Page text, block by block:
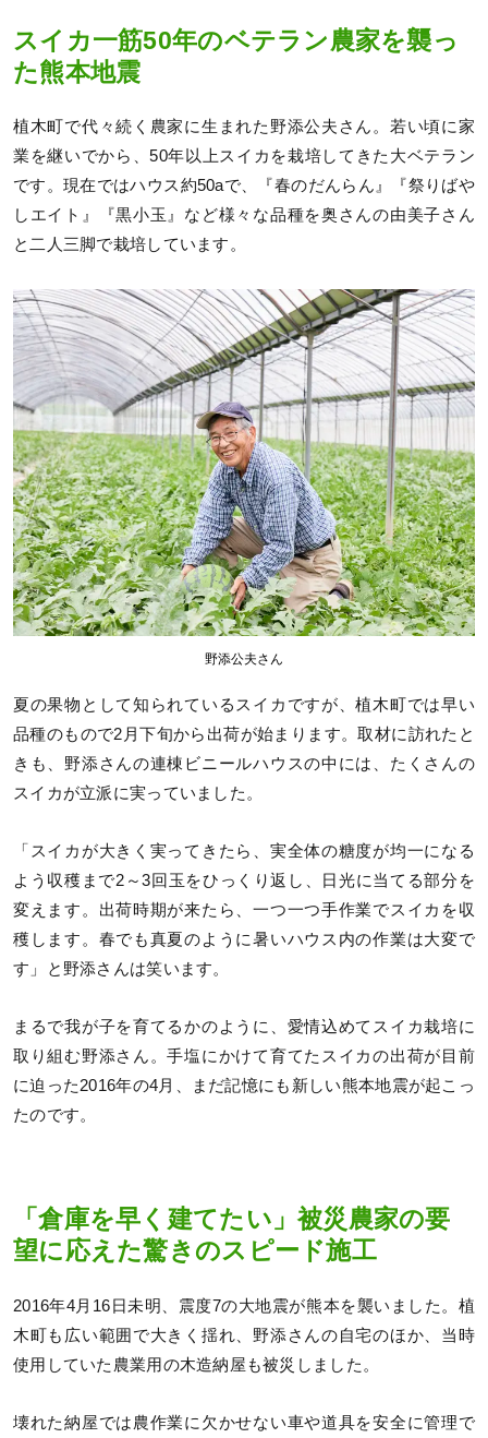
スイカ一筋50年のベテラン農家を襲っ
た熊本地震
植木町で代々続く農家に生まれた野添公夫さん。若い頃に家
業を継いでから、50年以上スイカを栽培してきた大ベテラン
です。現在ではハウス約50aで、『春のだんらん』『祭りばや
しエイト』『黒小玉』など様々な品種を奥さんの由美子さん
と二人三脚で栽培しています。
野添公夫さん
夏の果物として知られているスイカですが、植木町では早い
品種のもので2月下旬から出荷が始まります。取材に訪れたと
きも、野添さんの連棟ビニールハウスの中には、たくさんの
スイカが立派に実っていました。
「スイカが大きく実ってきたら、実全体の糖度が均一になる
よう収穫まで2～3回玉をひっくり返し、日光に当てる部分を
変えます。出荷時期が来たら、一つ一つ手作業でスイカを収
穫します。春でも真夏のように暑いハウス内の作業は大変で
す」と野添さんは笑います。
まるで我が子を育てるかのように、愛情込めてスイカ栽培に
取り組む野添さん。手塩にかけて育てたスイカの出荷が目前
に迫った2016年の4月、まだ記憶にも新しい熊本地震が起こっ
たのです。
「倉庫を早く建てたい」被災農家の要
望に応えた驚きのスピード施工
2016年4月16日未明、震度7の大地震が熊本を襲いました。植
木町も広い範囲で大きく揺れ、野添さんの自宅のほか、当時
使用していた農業用の木造納屋も被災しました。
壊れた納屋では農作業に欠かせない車や道具を安全に管理で